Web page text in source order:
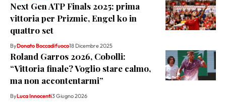
Next Gen ATP Finals 2025: prima
vittoria per Prizmic, Engel ko in
quattro set
ByDonato Boccadifuoco18 Dicembre 2025
Roland Garros 2026, Cobolli:
“Vittoria finale? Voglio stare calmo,
ma non accontentarmi”
ByLuca Innocenti3 Giugno 2026